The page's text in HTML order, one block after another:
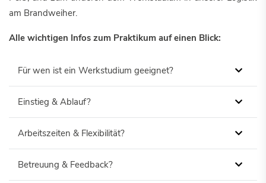
am Brandweiher.
Alle wichtigen Infos zum Praktikum auf einen Blick:
Für wen ist ein Werkstudium geeignet?
Einstieg & Ablauf?
Arbeitszeiten & Flexibilität?
Betreuung & Feedback?